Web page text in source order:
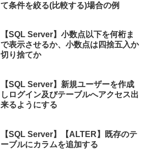
て条件を絞る(比較する)場合の例
【SQL Server】小数点以下を何桁ま
で表示させるか、小数点は四捨五入か
切り捨てか
【SQL Server】新規ユーザーを作成
しログイン及びテーブルへアクセス出
来るようにする
【SQL Server】【ALTER】既存のテ
ーブルにカラムを追加する